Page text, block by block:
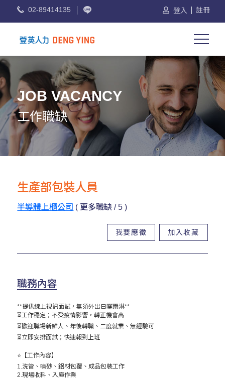
02-89414135 登入 註冊
JOB VACANCY
工作職缺
生產部包裝人員
半導體上櫃公司 ( 更多職缺 / 5 )
我要應徵 加入收藏
職務內容
**提供線上視訊面試，無須外出日曬雨淋**
⏳工作穩定；不受疫情影響，轉正機會高
⏳歡迎職場新鮮人、年後轉職、二度就業、無經驗可
⏳立即安排面試；快速報到上班
⭐【工作內容】
1.洗管、噴砂、鋁材包覆、成品包裝工作
2.現場收料、入庫作業